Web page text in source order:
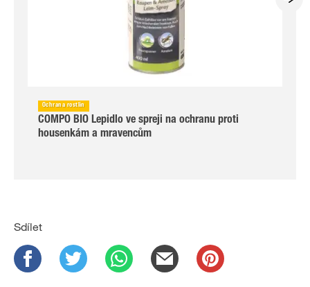
Ochrana rostlin
COMPO BIO Lepidlo ve spreji na ochranu proti
housenkám a mravencům
Sdílet